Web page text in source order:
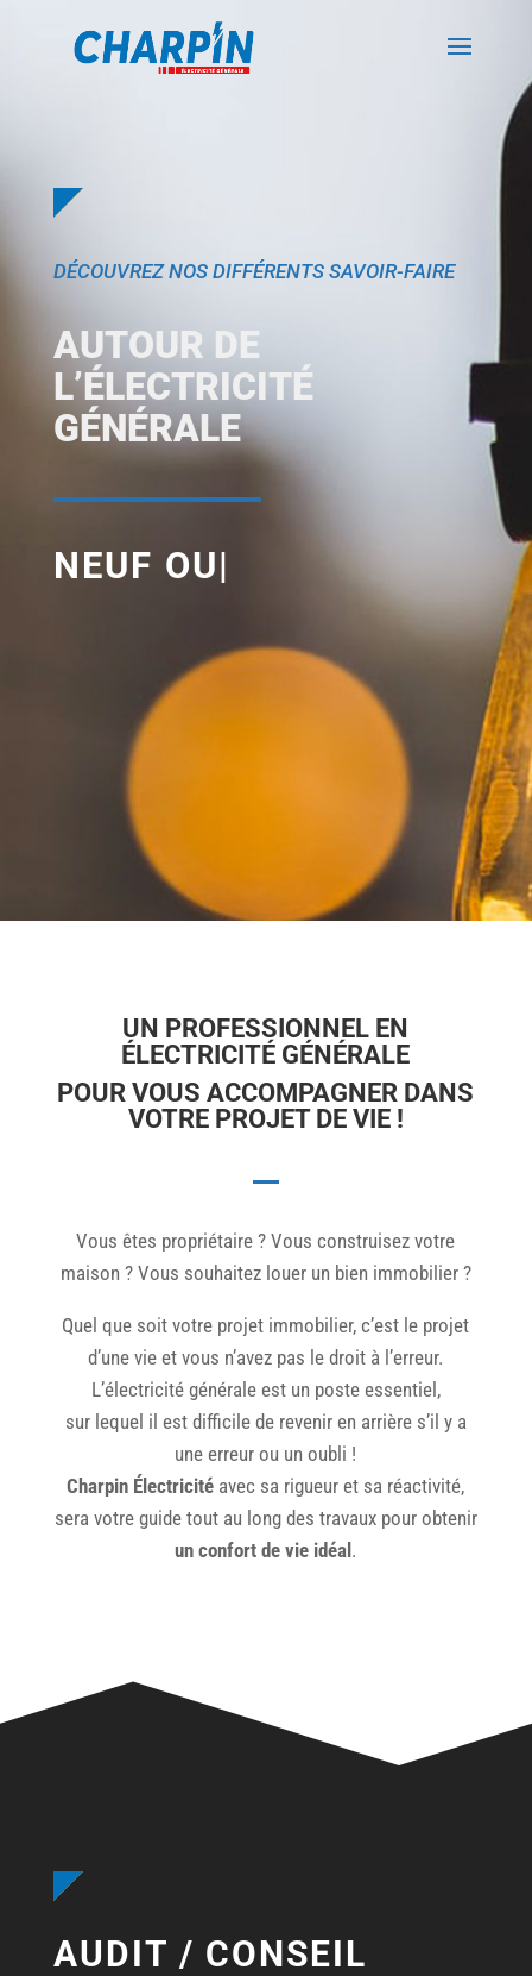
DÉCOUVREZ NOS DIFFÉRENTS SAVOIR-FAIRE
AUTOUR DE
L’ÉLECTRICITÉ
GÉNÉRALE
NEUF OU RÉNOVA
UN PROFESSIONNEL EN
ÉLECTRICITÉ GÉNÉRALE
POUR VOUS ACCOMPAGNER DANS
VOTRE PROJET DE VIE !
Vous êtes propriétaire ? Vous construisez votre
maison ? Vous souhaitez louer un bien immobilier ?
Quel que soit votre projet immobilier, c’est le projet
d’une vie et vous n’avez pas le droit à l’erreur.
L’électricité générale est un poste essentiel,
sur lequel il est difficile de revenir en arrière s’il y a
une erreur ou un oubli !
Charpin Électricité avec sa rigueur et sa réactivité,
sera votre guide tout au long des travaux pour obtenir
un confort de vie idéal .
AUDIT / CONSEIL